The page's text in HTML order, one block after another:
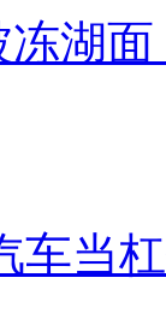
湖
车当